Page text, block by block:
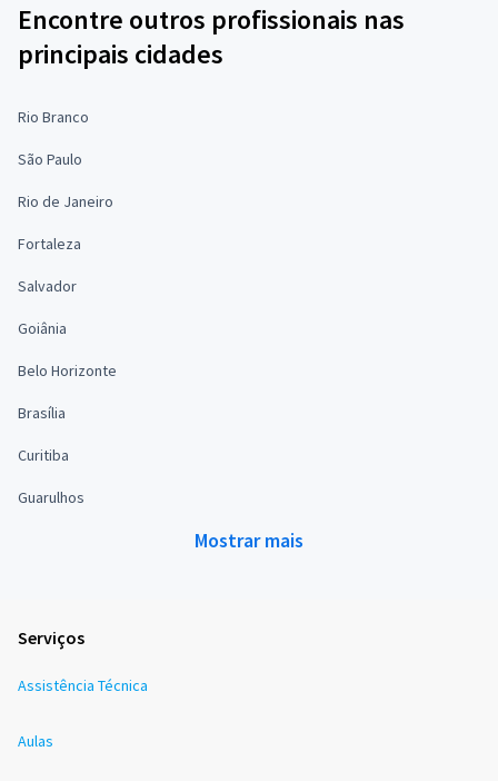
Encontre outros profissionais nas
principais cidades
Rio Branco
São Paulo
Rio de Janeiro
Fortaleza
Salvador
Goiânia
Belo Horizonte
Brasília
Curitiba
Guarulhos
Mostrar mais
Serviços
Assistência Técnica
Aulas